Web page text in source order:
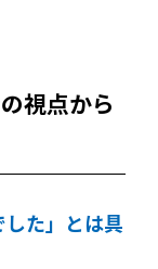
視点から
した」とは具